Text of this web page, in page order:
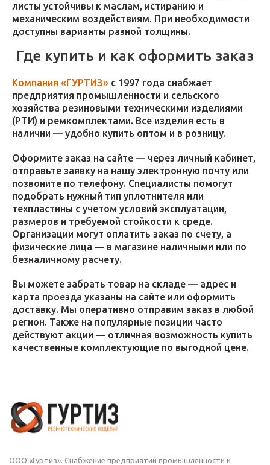
листы устойчивы к маслам, истиранию и
механическим воздействиям. При необходимости
доступны варианты разной толщины.
Где купить и как оформить заказ
Компания «ГУРТИЗ» с 1997 года снабжает
предприятия промышленности и сельского
хозяйства резиновыми техническими изделиями
(РТИ) и ремкомплектами. Все изделия есть в
наличии — удобно купить оптом и в розницу.
Оформите заказ на сайте — через личный кабинет,
отправьте заявку на нашу электронную почту или
позвоните по телефону. Специалисты помогут
подобрать нужный тип уплотнителя или
техпластины с учетом условий эксплуатации,
размеров и требуемой стойкости к среде.
Организации могут оплатить заказ по счету, а
физические лица — в магазине наличными или по
безналичному расчету.
Вы можете забрать товар на складе — адрес и
карта проезда указаны на сайте или оформить
доставку. Мы оперативно отправим заказ в любой
регион. Также на популярные позиции часто
действуют акции — отличная возможность купить
качественные комплектующие по выгодной цене.
ООО «Гуртиз». Снабжение предприятий промышленности и